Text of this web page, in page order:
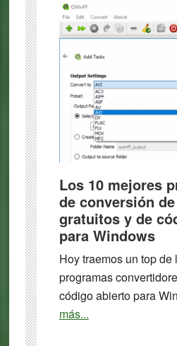
Los 10 mejores
de conversión
gratuitos y de
para Windows
Hoy traemos un top de
programas
código abierto para
más...about